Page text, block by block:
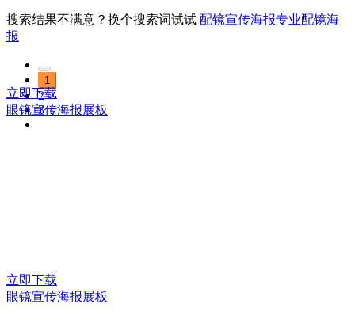
立即下载
眼镜宣传海报展板
立即下载
眼镜宣传海报展板
搜索结果不满意？换个搜索词试试 配镜宣传海报专业配镜海
报
1
2
3